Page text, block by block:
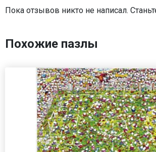
Пока отзывов никто не написал.
Похожие пазлы